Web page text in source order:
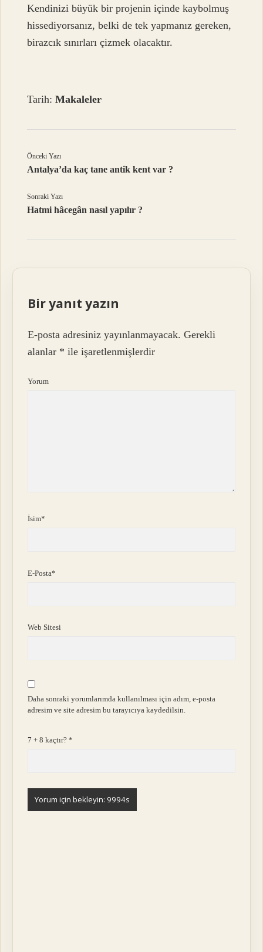
Kendinizi büyük bir projenin içinde kaybolmuş
hissediyorsanız, belki de tek yapmanız gereken,
birazcık sınırları çizmek olacaktır.
Tarih:Makaleler
Önceki Yazı
Antalya’da kaç tane antik kent var ?
Sonraki Yazı
Hatmi hâcegân nasıl yapılır ?
Bir yanıt yazın
E-posta adresiniz yayınlanmayacak. Gerekli
alanlar * ile işaretlenmişlerdir
Yorum
İsim*
E-Posta*
Web Sitesi
Daha sonraki yorumlarımda kullanılması için adım, e-posta
adresim ve site adresim bu tarayıcıya kaydedilsin.
7 + 8 kaçtır?*